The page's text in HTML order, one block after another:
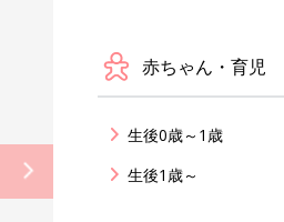
赤ちゃん・育児
生後0歳～1歳
生後1歳～